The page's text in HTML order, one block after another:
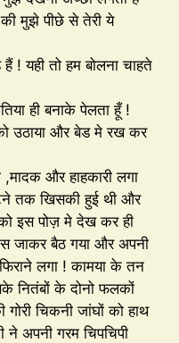
मुझे पीछे से तेरी ये
! यही तो हम बोलना चाहते
ही बनाके पेलता हूँ !
उठाया और बेड मे रख कर
,मादक और हाहकारी लगा
तक खिसकी हुई थी और
इस पोज़ मे देख कर ही
जाकर बैठ गया और अपनी
लगा ! कामया के तन
नितंबों के दोनो फलकों
चिकनी जांघों को हाथ
अपनी गरम चिपचिपी